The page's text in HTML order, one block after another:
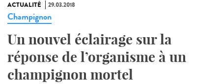
ACTUALITÉ 29.03.2018
Champignon
Un nouvel éclairage sur la
réponse de l’organisme à un
champignon mortel